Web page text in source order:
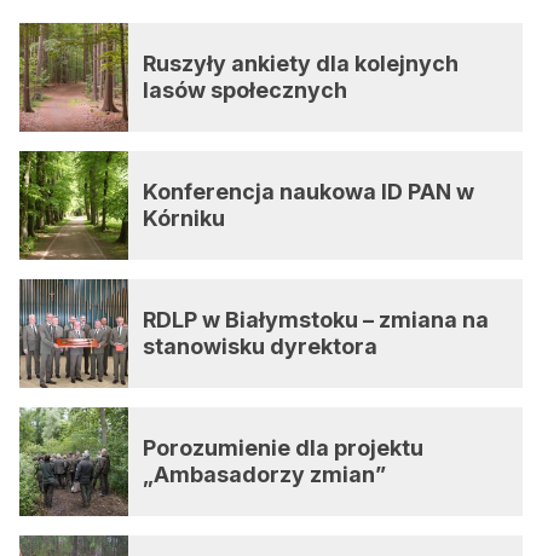
Ruszyły ankiety dla kolejnych
lasów społecznych
Konferencja naukowa ID PAN w
Kórniku
RDLP w Białymstoku – zmiana na
stanowisku dyrektora
Porozumienie dla projektu
„Ambasadorzy zmian”